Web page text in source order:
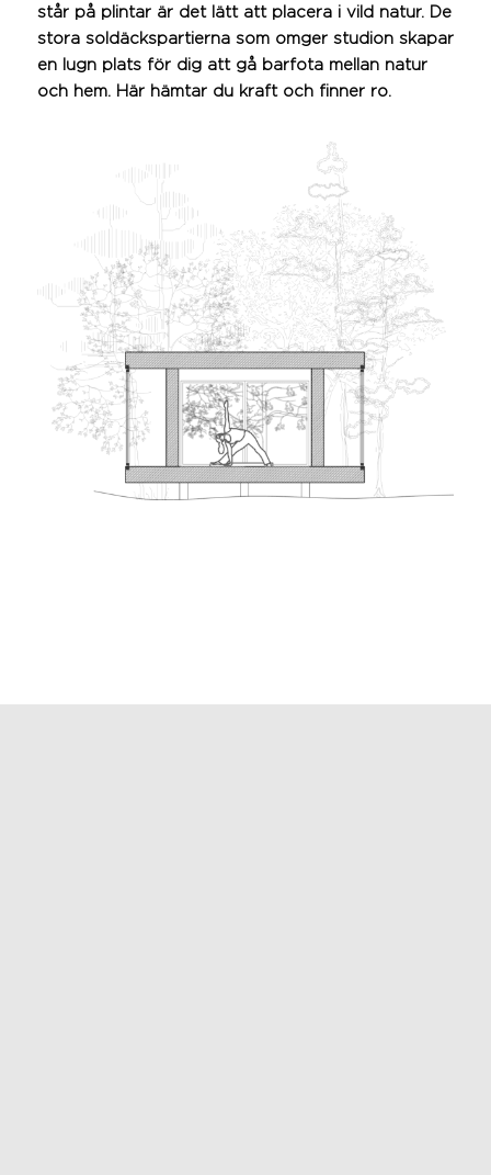
står på plintar är det lätt att placera i vild natur. De
stora soldäckspartierna som omger studion skapar
en lugn plats för dig att gå barfota mellan natur
och hem. Här hämtar du kraft och finner ro.